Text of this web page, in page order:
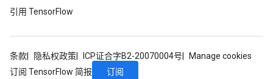
引用 TensorFlow
条款 隐私权政策 ICP证合字B2-20070004号
Manage cookies
订阅 TensorFlow 简报
订阅